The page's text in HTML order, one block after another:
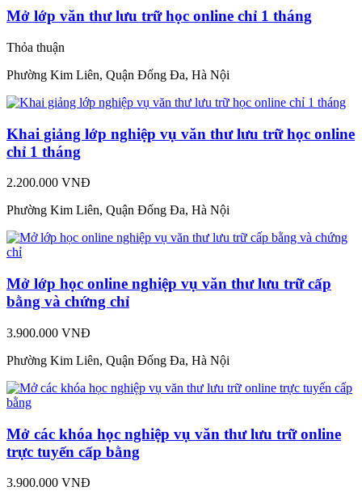
Mở lớp văn thư lưu trữ học online chỉ 1 tháng
Thỏa thuận
Phường Kim Liên, Quận Đống Đa, Hà Nội
Khai giảng lớp nghiệp vụ văn thư lưu trữ học online
chỉ 1 tháng
2.200.000 VNĐ
Phường Kim Liên, Quận Đống Đa, Hà Nội
Mở lớp học online nghiệp vụ văn thư lưu trữ cấp
bằng và chứng chỉ
3.900.000 VNĐ
Phường Kim Liên, Quận Đống Đa, Hà Nội
Mở các khóa học nghiệp vụ văn thư lưu trữ online
trực tuyến cấp bằng
3.900.000 VNĐ